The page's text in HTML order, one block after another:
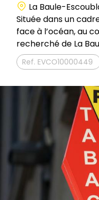
La Baule-
Située dans un
face à l’océan, au
recherché de La
EVCO10000449